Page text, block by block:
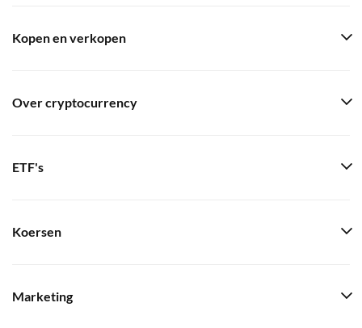
Kopen en verkopen
Over cryptocurrency
ETF's
Koersen
Marketing